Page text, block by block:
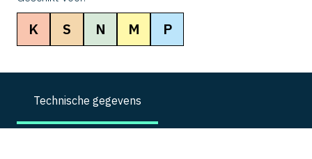
K S N M P
Technische gegevens